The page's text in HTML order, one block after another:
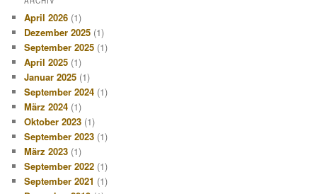
April 2026 (1)
Dezember 2025 (1)
September 2025 (1)
April 2025 (1)
Januar 2025 (1)
September 2024 (1)
März 2024 (1)
Oktober 2023 (1)
September 2023 (1)
März 2023 (1)
September 2022 (1)
September 2021 (1)